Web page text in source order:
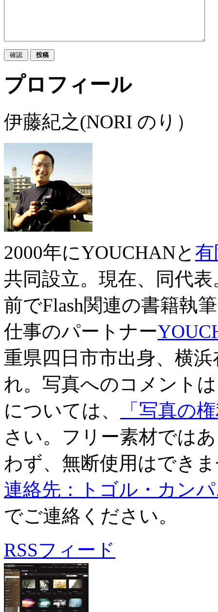
プロフィール
伊藤紀之(NORI のり）
2000年にYOUCHANと
共同設立。現在、同代
前でFlash関連の書籍執
仕事のパートナー
重県四日市市出身、横
れ。写真へのコメント
については、
「写真の
さい。フリー素材では
わず、無断使用はでき
連絡先：トゴル・カン
でご連絡ください。
RSSフィード